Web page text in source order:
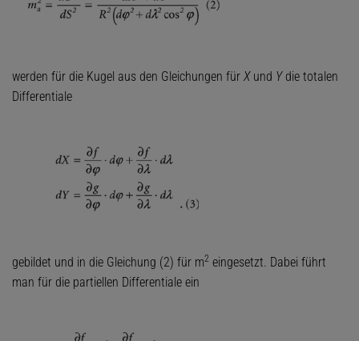
werden für die Kugel aus den Gleichungen für Xund Ydie totalen
Differentiale
gebildet und in die Gleichung (2) für m2 eingesetzt. Dabei führt
man für die partiellen Differentiale ein